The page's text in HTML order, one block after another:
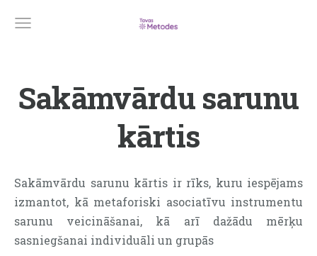
Sakāmvārdu sarunu
kārtis
Sakāmvārdu sarunu kārtis ir rīks, kuru iespējams
izmantot, kā metaforiski asociatīvu instrumentu
sarunu veicināšanai, kā arī dažādu mērķu
sasniegšanai individuāli un grupās